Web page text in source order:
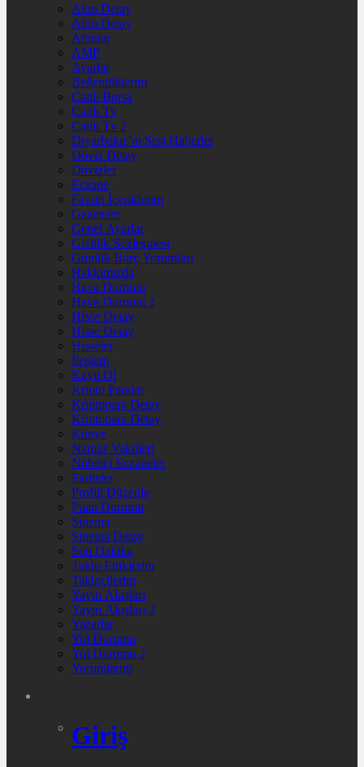
Altın Detay
Altın Detay
Altınlar
AMP
Ayarlar
Beğendiklerim
Canlı Borsa
Canlı Tv
Canlı Tv 2
Diyarbakır’ın Sesi Haberler
Döviz Detay
Dövizler
Eczane
Favori İçeriklerim
Gazeteler
Genel Ayarlar
Gizlilik Sözleşmesi
Günlük Burç Yorumları
Hakkımızda
Hava Durumu
Hava Durumu 2
Hisse Detay
Hisse Detay
Hisseler
İletişim
Kayıt Ol
Kripto Paralar
Kriptopara Detay
Kriptopara Detay
Künye
Namaz Vakitleri
Nöbetçi Eczaneler
Pariteler
Profili Düzenle
Puan Durumu
Sinema
Sinema Detay
Son Dakika
Takip Ettiklerim
Takipçilerim
Yayın Akışları
Yayın Akışları 2
Yazarlar
Yol Durumu
Yol Durumu 2
Yorumlarım
Giriş